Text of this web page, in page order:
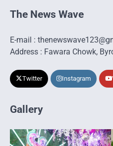
The News Wave
E-mail :
Address : Fawara Chowk,
Twitter Instagram
Gallery